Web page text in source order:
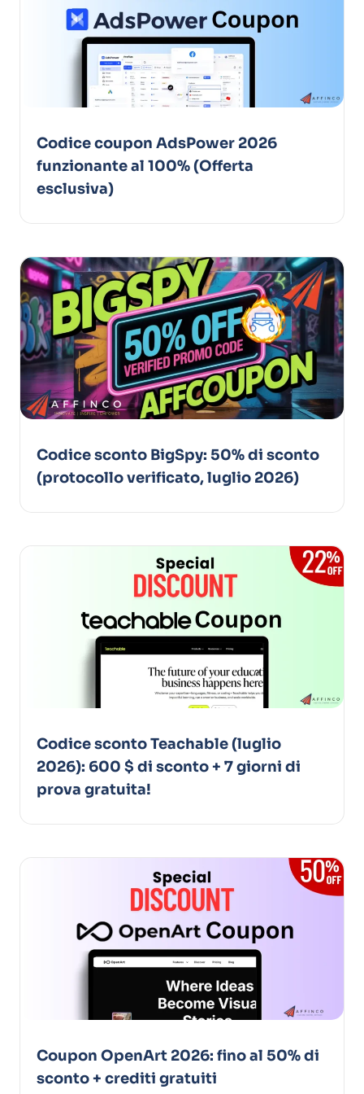
Codice coupon AdsPower 2026
funzionante al 100% (Offerta
esclusiva)
Codice sconto BigSpy: 50% di sconto
(protocollo verificato, luglio 2026)
Codice sconto Teachable (luglio
2026): 600 $ di sconto + 7 giorni di
prova gratuita!
Coupon OpenArt 2026: fino al 50% di
sconto + crediti gratuiti